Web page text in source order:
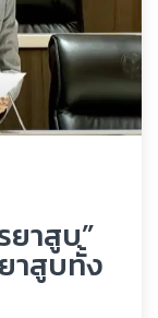
ยาสูบ”
าสูบทั้ง